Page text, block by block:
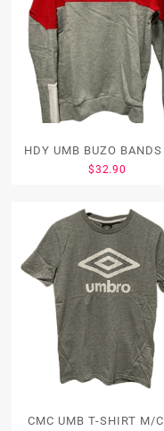
HDY UMB BUZO
$32.90
CMC UMB T-SHIRT